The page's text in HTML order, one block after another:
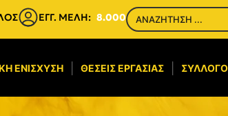
ΕΓΓ. ΜΕΛΗ: 8.000
ΕΝΊΣΧΥΣΗ​ ΘΈΣΕΙΣ ΕΡΓΑΣΊΑΣ